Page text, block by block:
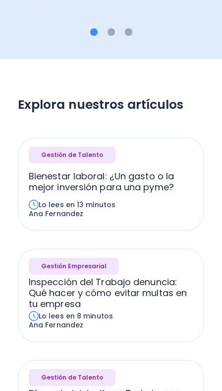
Explora nuestros artículos
Gestión de Talento
Bienestar laboral: ¿Un gasto o la
mejor inversión para una pyme?
Lo lees en 13 minutos
Ana Fernandez
Gestión Empresarial
Inspección del Trabajo denuncia:
Qué hacer y cómo evitar multas en
tu empresa
Lo lees en 8 minutos
Ana Fernandez
Gestión de Talento